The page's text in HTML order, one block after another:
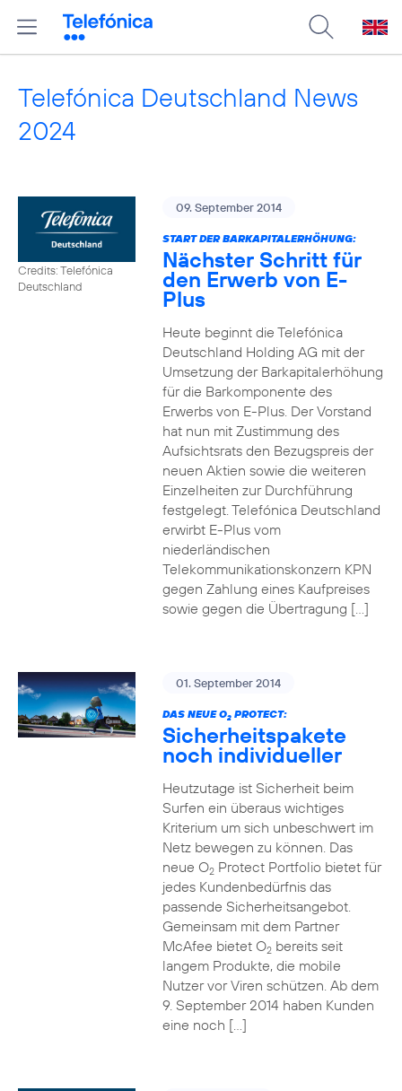
Telefónica Deutschland News
2024
Credits: Telefónica
Deutschland
09. September 2014
START DER BARKAPITALERHÖHUNG:
Nächster Schritt für
den Erwerb von E-
Plus
Heute beginnt die Telefónica
Deutschland Holding AG mit der
Umsetzung der Barkapitalerhöhung
für die Barkomponente des
Erwerbs von E-Plus. Der Vorstand
hat nun mit Zustimmung des
Aufsichtsrats den Bezugspreis der
neuen Aktien sowie die weiteren
Einzelheiten zur Durchführung
festgelegt. Telefónica Deutschland
erwirbt E-Plus vom
niederländischen
Telekommunikationskonzern KPN
gegen Zahlung eines Kaufpreises
sowie gegen die Übertragung […]
01. September 2014
DAS NEUE O2PROTECT:
Sicherheitspakete
noch individueller
Heutzutage ist Sicherheit beim
Surfen ein überaus wichtiges
Kriterium um sich unbeschwert im
Netz bewegen zu können. Das
neue O2Protect Portfolio bietet für
jedes Kundenbedürfnis das
passende Sicherheitsangebot.
Gemeinsam mit dem Partner
McAfee bietet O2bereits seit
langem Produkte, die mobile
Nutzer vor Viren schützen. Ab dem
9. September 2014 haben Kunden
eine noch […]